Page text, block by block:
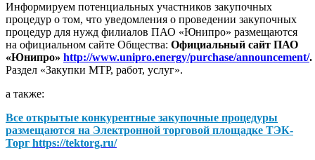
Информируем потенциальных участников закупочных
процедур о том, что уведомления о проведении закупочных
процедур для нужд филиалов ПАО «Юнипро» размещаются
на официальном сайте Общества: Официальный сайт ПАО
«Юнипро» http://www.unipro.energy/purchase/announcement/.
Раздел «Закупки МТР, работ, услуг».
а также:
Все открытые конкурентные закупочные процедуры
размещаются на Электронной торговой площадке ТЭК-
Торг https://tektorg.ru/